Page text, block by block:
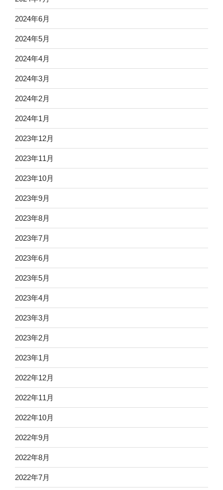
2024年6月
2024年5月
2024年4月
2024年3月
2024年2月
2024年1月
2023年12月
2023年11月
2023年10月
2023年9月
2023年8月
2023年7月
2023年6月
2023年5月
2023年4月
2023年3月
2023年2月
2023年1月
2022年12月
2022年11月
2022年10月
2022年9月
2022年8月
2022年7月